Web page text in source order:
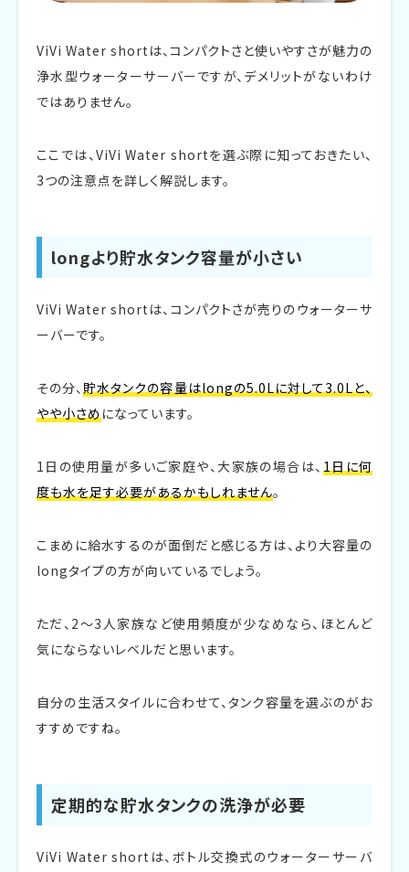
ViVi Water shortは、コンパクトさと使いやすさが魅力の
浄水型ウォーターサーバーですが、デメリットがないわけ
ではありません。
ここでは、ViVi Water shortを選ぶ際に知っておきたい、
3つの注意点を詳しく解説します。
longより貯水タンク容量が小さい
ViVi Water shortは、コンパクトさが売りのウォーターサ
ーバーです。
その分、貯水タンクの容量はlongの5.0Lに対して3.0Lと、
やや小さめになっています。
1日の使用量が多いご家庭や、大家族の場合は、 1日に何
度も水を足す必要があるかもしれません。
こまめに給水するのが面倒だと感じる方は、より大容量の
longタイプの方が向いているでしょう。
ただ、2〜3人家族など使用頻度が少なめなら、ほとんど
気にならないレベルだと思います。
自分の生活スタイルに合わせて、タンク容量を選ぶのがお
すすめですね。
定期的な貯水タンクの洗浄が必要
ViVi Water shortは、ボトル交換式のウォーターサーバ